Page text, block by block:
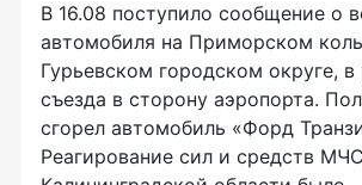
В 16.08 поступило сообщение о
автомобиля на Приморском
Гурьевском городском округе, в
съезда в сторону аэропорта.
сгорел автомобиль «Форд
Реагирование сил и средств